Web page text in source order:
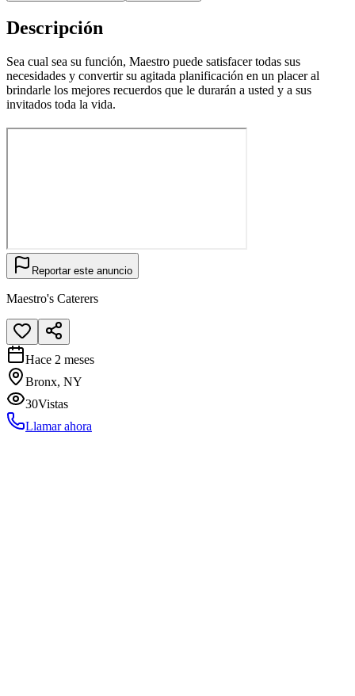
Descripción
Sea cual sea su función, Maestro puede satisfacer todas sus
necesidades y convertir su agitada planificación en un placer al
brindarle los mejores recuerdos que le durarán a usted y a sus
invitados toda la vida.
Reportar este anuncio
Maestro's Caterers
Hace 2 meses
Bronx, NY
30Vistas
Llamar ahora